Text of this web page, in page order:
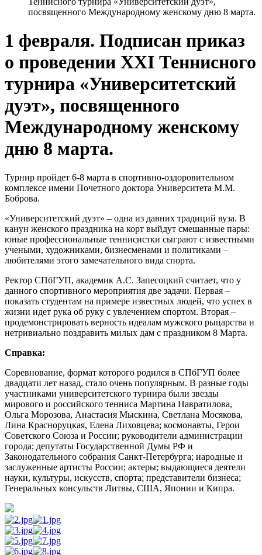
посвященного Международному женскому дню 8 марта.
1 февраля. Подписан приказ
о проведении XXI Теннисного
турнира «Университетский
дуэт», посвященного
Международному женскому
дню 8 марта.
Турнир пройдет 6-8 марта в спортивно-оздоровительном
комплексе имени Почетного доктора Университета М.М.
Боброва.
«Университетский дуэт» – одна из давних традиций вуза. В
канун женского праздника на корт выйдут смешанные пары:
юные профессиональные теннисистки сыграют с известными
учеными, художниками, бизнесменами и политиками –
любителями этого замечательного вида спорта.
Ректор СПбГУП, академик А.С. Запесоцкий считает, что у
данного спортивного мероприятия две задачи. Первая –
показать студентам на примере известных людей, что успех в
жизни идет рука об руку с увлечением спортом. Вторая –
продемонстрировать верность идеалам мужского рыцарства и
нетривиально поздравить милых дам с праздником 8 Марта.
Справка:
Соревнование, формат которого родился в СПбГУП более
двадцати лет назад, стало очень популярным. В разные годы
участниками университетского турнира были звезды
мирового и российского тенниса Мартина Навратилова,
Ольга Морозова, Анастасия Мыскина, Светлана Мосякова,
Лина Красноруцкая, Елена Лиховцева; космонавты, Герои
Советского Союза и России; руководители администрации
города; депутаты Государственной Думы РФ и
Законодательного собрания Санкт-Петербурга; народные и
заслуженные артисты России; актеры; выдающиеся деятели
науки, культуры, искусств, спорта; представители бизнеса;
Генеральных консульств Литвы, США, Японии и Кипра.